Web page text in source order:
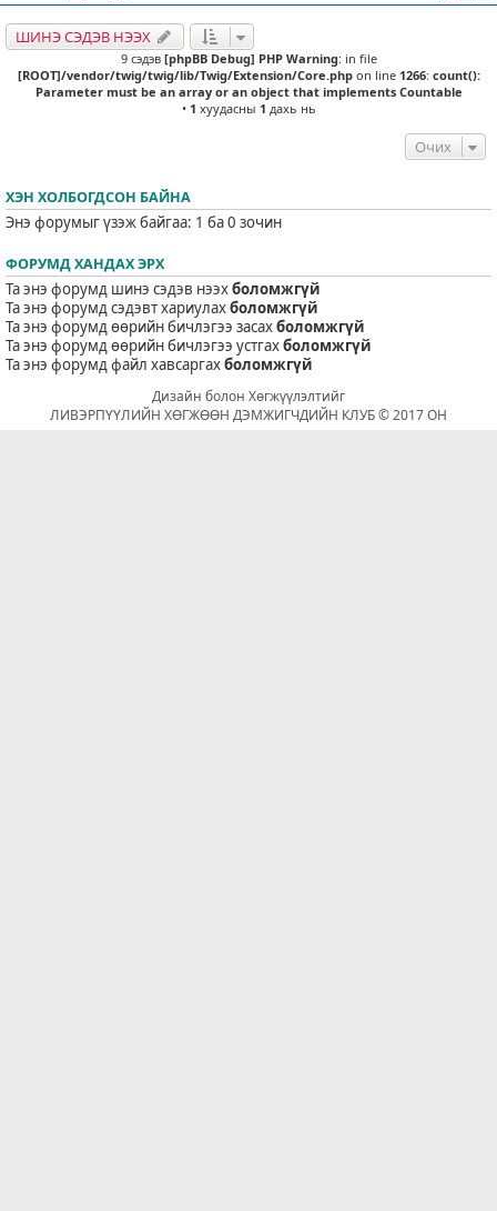
ШИНЭ СЭДЭВ НЭЭХ
9 сэдэв [phpBB Debug] PHP Warning: in file
[ROOT]/vendor/twig/twig/lib/Twig/Extension/Core.phpon line 1266: count():
Parameter must be an array or an object that implements Countable
• 1 хуудасны 1 дахь нь
Очих
ХЭН ХОЛБОГДСОН БАЙНА
Энэ форумыг үзэж байгаа: 1 ба 0 зочин
ФОРУМД ХАНДАХ ЭРХ
Та энэ форумд шинэ сэдэв нээхболомжгүй
Та энэ форумд сэдэвт хариулахболомжгүй
Та энэ форумд өөрийн бичлэгээ засахболомжгүй
Та энэ форумд өөрийн бичлэгээ устгахболомжгүй
Та энэ форумд файл хавсаргахболомжгүй
Дизайн болон Хөгжүүлэлтийг
ЛИВЭРПҮҮЛИЙН ХӨГЖӨӨН ДЭМЖИГЧДИЙН КЛУБ © 2017 ОН